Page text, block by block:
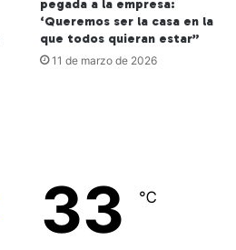
pegada a la empresa:
‘Queremos ser la casa en la
que todos quieran estar”
11 de marzo de 2026
33 ℃